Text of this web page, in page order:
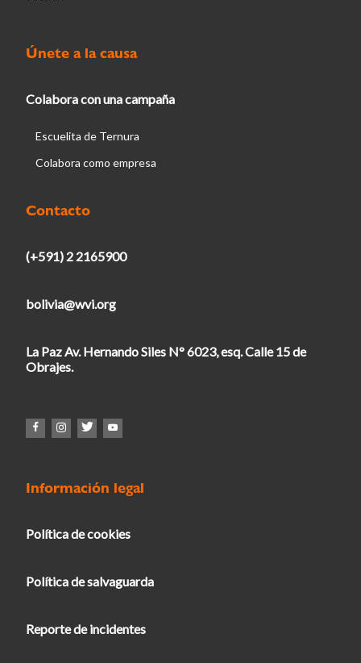
Únete a la causa
Colabora con una campaña
Escuelita de Ternura
Colabora como empresa
Contacto
(+591) 2 2165900
bolivia@wvi.org
La Paz Av. Hernando Siles N° 6023, esq. Calle 15 de
Obrajes.
Información legal
Política de cookies
Política de salvaguarda
Reporte de incidentes